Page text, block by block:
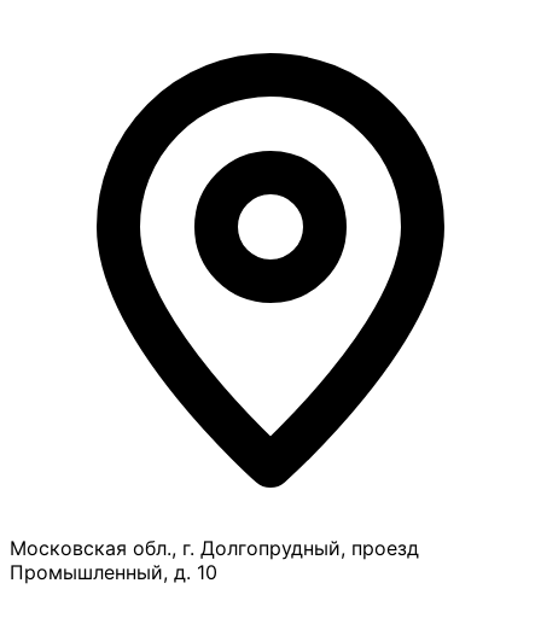
Московская обл., г. Долгопрудный, проезд
Промышленный, д. 10